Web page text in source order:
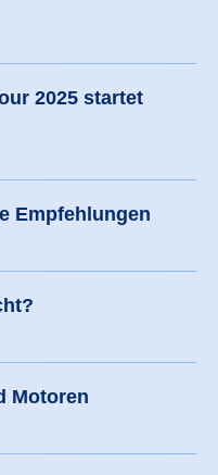
2025 startet
Empfehlungen
Motoren